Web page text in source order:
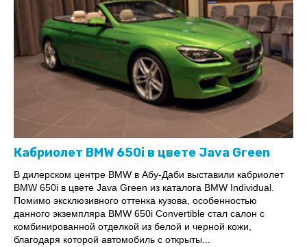
Кабриолет BMW 650i в цвете Java Green
В дилерском центре BMW в Абу-Даби выставили кабриолет
BMW 650i в цвете Java Green из каталога BMW Individual.
Помимо эксклюзивного оттенка кузова, особенностью
данного экземпляра BMW 650i Convertible стал салон с
комбинированной отделкой из белой и черной кожи,
благодаря которой автомобиль с открыты...